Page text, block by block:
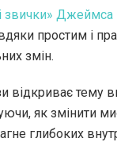
звички» Джеймса
простим і
змін.
відкриває тему
як змінити
глибоких